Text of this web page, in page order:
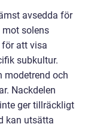
avsedda för
mot solens
att visa
subkultur.
modetrend och
Nackdelen
ger tillräckligt
kan utsätta